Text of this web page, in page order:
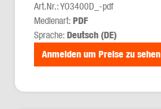
Art.Nr.: YO3400D_-pdf
Medienart: PDF
Sprache: Deutsch (DE)
Anmelden um Preise zu sehen